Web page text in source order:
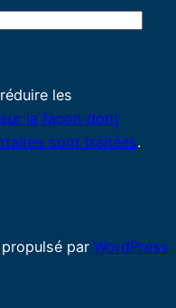
les
la façon dont
sont traitées.
par WordPress